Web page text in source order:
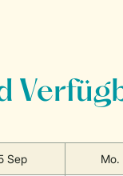
Sep Mo.